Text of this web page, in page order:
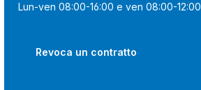
Lun-ven 08:00-16:00 e ven 08:00-12:00
Revoca un contratto